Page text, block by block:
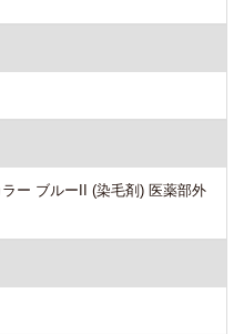
ー ブルーII (染毛剤) 医薬部外